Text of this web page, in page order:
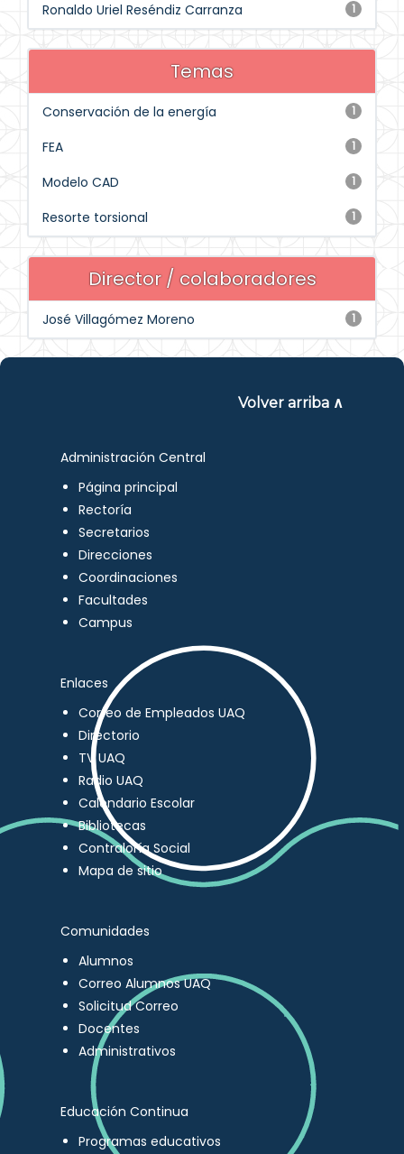
1
Ronaldo Uriel Reséndiz Carranza
Temas
1
Conservación de la energía
1
FEA
1
Modelo CAD
1
Resorte torsional
Director / colaboradores
1
José Villagómez Moreno
Volver arriba ∧
Administración Central
Página principal
Rectoría
Secretarios
Direcciones
Coordinaciones
Facultades
Campus
Enlaces
Correo de Empleados UAQ
Directorio
TV UAQ
Radio UAQ
Calendario Escolar
Bibliotecas
Contraloría Social
Mapa de sitio
Comunidades
Alumnos
Correo Alumnos UAQ
Solicitud Correo
Docentes
Administrativos
Educación Continua
Programas educativos